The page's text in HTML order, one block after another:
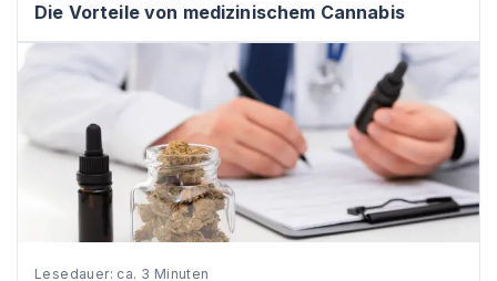
Die Vorteile von medizinischem Cannabis
Lesedauer: ca. 3 Minuten